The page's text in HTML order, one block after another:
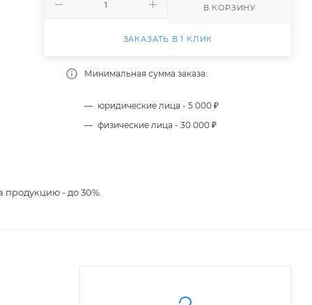
В КОРЗИНУ
ЗАКАЗАТЬ В 1 КЛИК
Минимальная сумма заказа:
юридические лица - 5 000 ₽
физические лица - 30 000 ₽
продукцию - до 30%.